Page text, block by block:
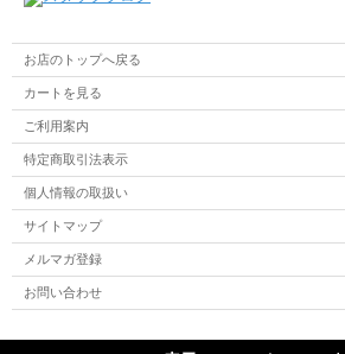
お店のトップへ戻る
カートを見る
ご利用案内
特定商取引法表示
個人情報の取扱い
サイトマップ
メルマガ登録
お問い合わせ